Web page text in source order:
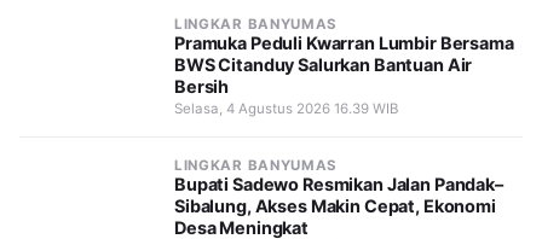
LINGKAR BANYUMAS
Pramuka Peduli Kwarran Lumbir Bersama
BWS Citanduy Salurkan Bantuan Air
Bersih
Selasa, 4 Agustus 2026 16.39 WIB
LINGKAR BANYUMAS
Bupati Sadewo Resmikan Jalan Pandak–
Sibalung, Akses Makin Cepat, Ekonomi
Desa Meningkat